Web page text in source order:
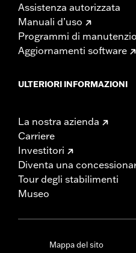
Assistenza autorizzata
Manuali d’uso
Programmi di
Aggiornamenti software
ULTERIORI INFORMAZIONI
La nostra azienda
Carriere
Investitori
Diventa una
Tour degli stabilimenti
Museo
Mappa del sito